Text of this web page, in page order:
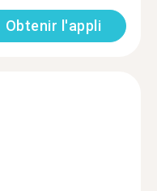
Obtenir l'appli